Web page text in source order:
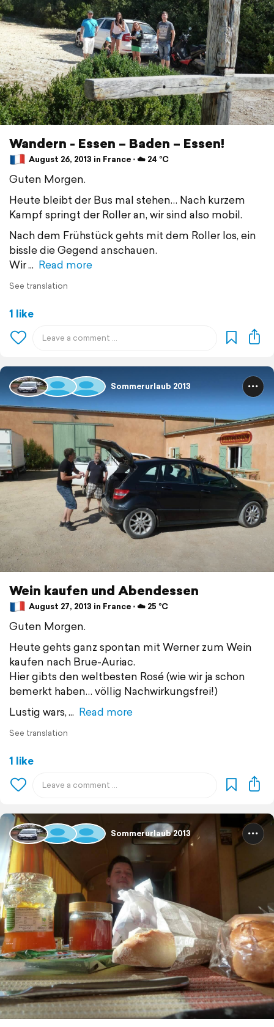
Wandern - Essen – Baden – Essen!
August 26, 2013 in France ⋅ ☁️ 24 °C
Guten Morgen.
Heute bleibt der Bus mal stehen… Nach kurzem
Kampf springt der Roller an, wir sind also mobil.
Nach dem Frühstück gehts mit dem Roller los, ein
bissle die Gegend anschauen.
Wir
Read more
See translation
1 like
Sommerurlaub 2013
Wein kaufen und Abendessen
August 27, 2013 in France ⋅ ☁️ 25 °C
Guten Morgen.
Heute gehts ganz spontan mit Werner zum Wein
kaufen nach Brue-Auriac.
Hier gibts den weltbesten Rosé (wie wir ja schon
bemerkt haben… völlig Nachwirkungsfrei!)
Lustig wars,
Read more
See translation
1 like
Sommerurlaub 2013